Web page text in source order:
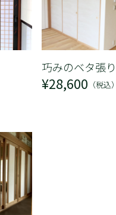
巧みのベタ張
¥28,600 （税込）